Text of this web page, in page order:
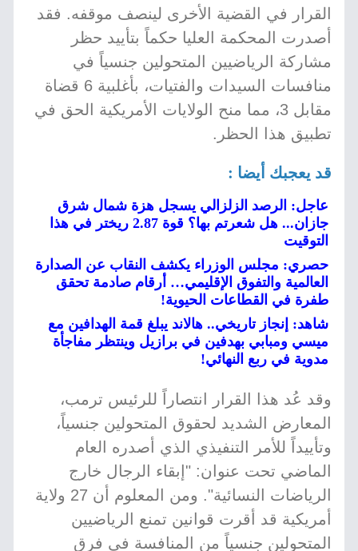
القرار في القضية الأخرى لينصف موقفه. فقد
أصدرت المحكمة العليا حكماً بتأييد حظر
مشاركة الرياضيين المتحولين جنسياً في
منافسات السيدات والفتيات، بأغلبية 6 قضاة
مقابل 3، مما منح الولايات الأمريكية الحق في
تطبيق هذا الحظر.
قد يعجبك أيضا :
عاجل: الرصد الزلزالي يسجل هزة شمال شرق
جازان... هل شعرتم بها؟ قوة 2.87 ريختر في هذا
التوقيت
حصري: مجلس الوزراء يكشف النقاب عن الصدارة
العالمية والتفوق الإقليمي… أرقام صادمة تحقق
طفرة في القطاعات الحيوية!
شاهد: إنجاز تاريخي.. هالاند يبلغ قمة الهدافين مع
ميسي ومبابي بهدفين في برازيل وينتظر مفاجأة
مدوية في ربع النهائي!
وقد عُد هذا القرار انتصاراً للرئيس ترمب،
المعارض الشديد لحقوق المتحولين جنسياً،
وتأييداً للأمر التنفيذي الذي أصدره العام
الماضي تحت عنوان: "إبقاء الرجال خارج
الرياضات النسائية". ومن المعلوم أن 27 ولاية
أمريكية قد أقرت قوانين تمنع الرياضيين
المتحولين جنسياً من المنافسة في فرق